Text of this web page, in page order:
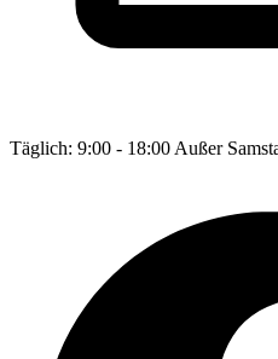
Täglich: 9:00 - 18:00 Außer